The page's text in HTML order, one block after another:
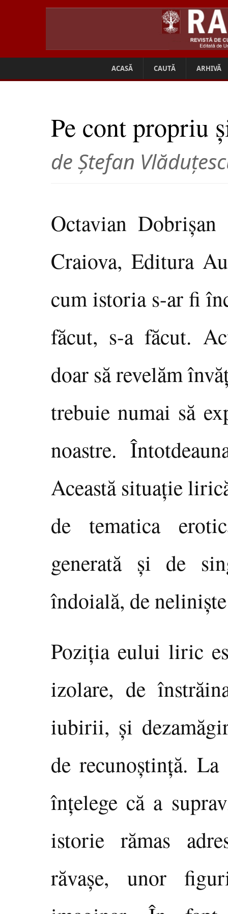
ACASĂ CAUTĂ ARHIVĂ
Pe cont propriu
de Ștefan
Octavian
Craiova, Editura
cum istoria s-ar fi
făcut, s-a făcut.
doar să revelăm
trebuie numai să
noastre.
Această situaţie
de tematica
generată şi de
îndoială, de
Poziţia eului liric
izolare, de
iubirii, şi
de recunoştinţă.
înţelege că a
istorie rămas
răvaşe, unor